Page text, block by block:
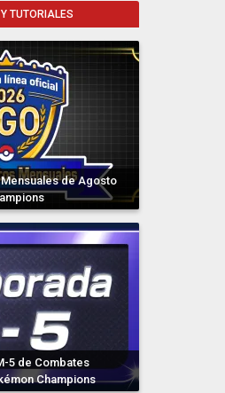
TUTORIALES
de Agosto
5 de Combates
Champions